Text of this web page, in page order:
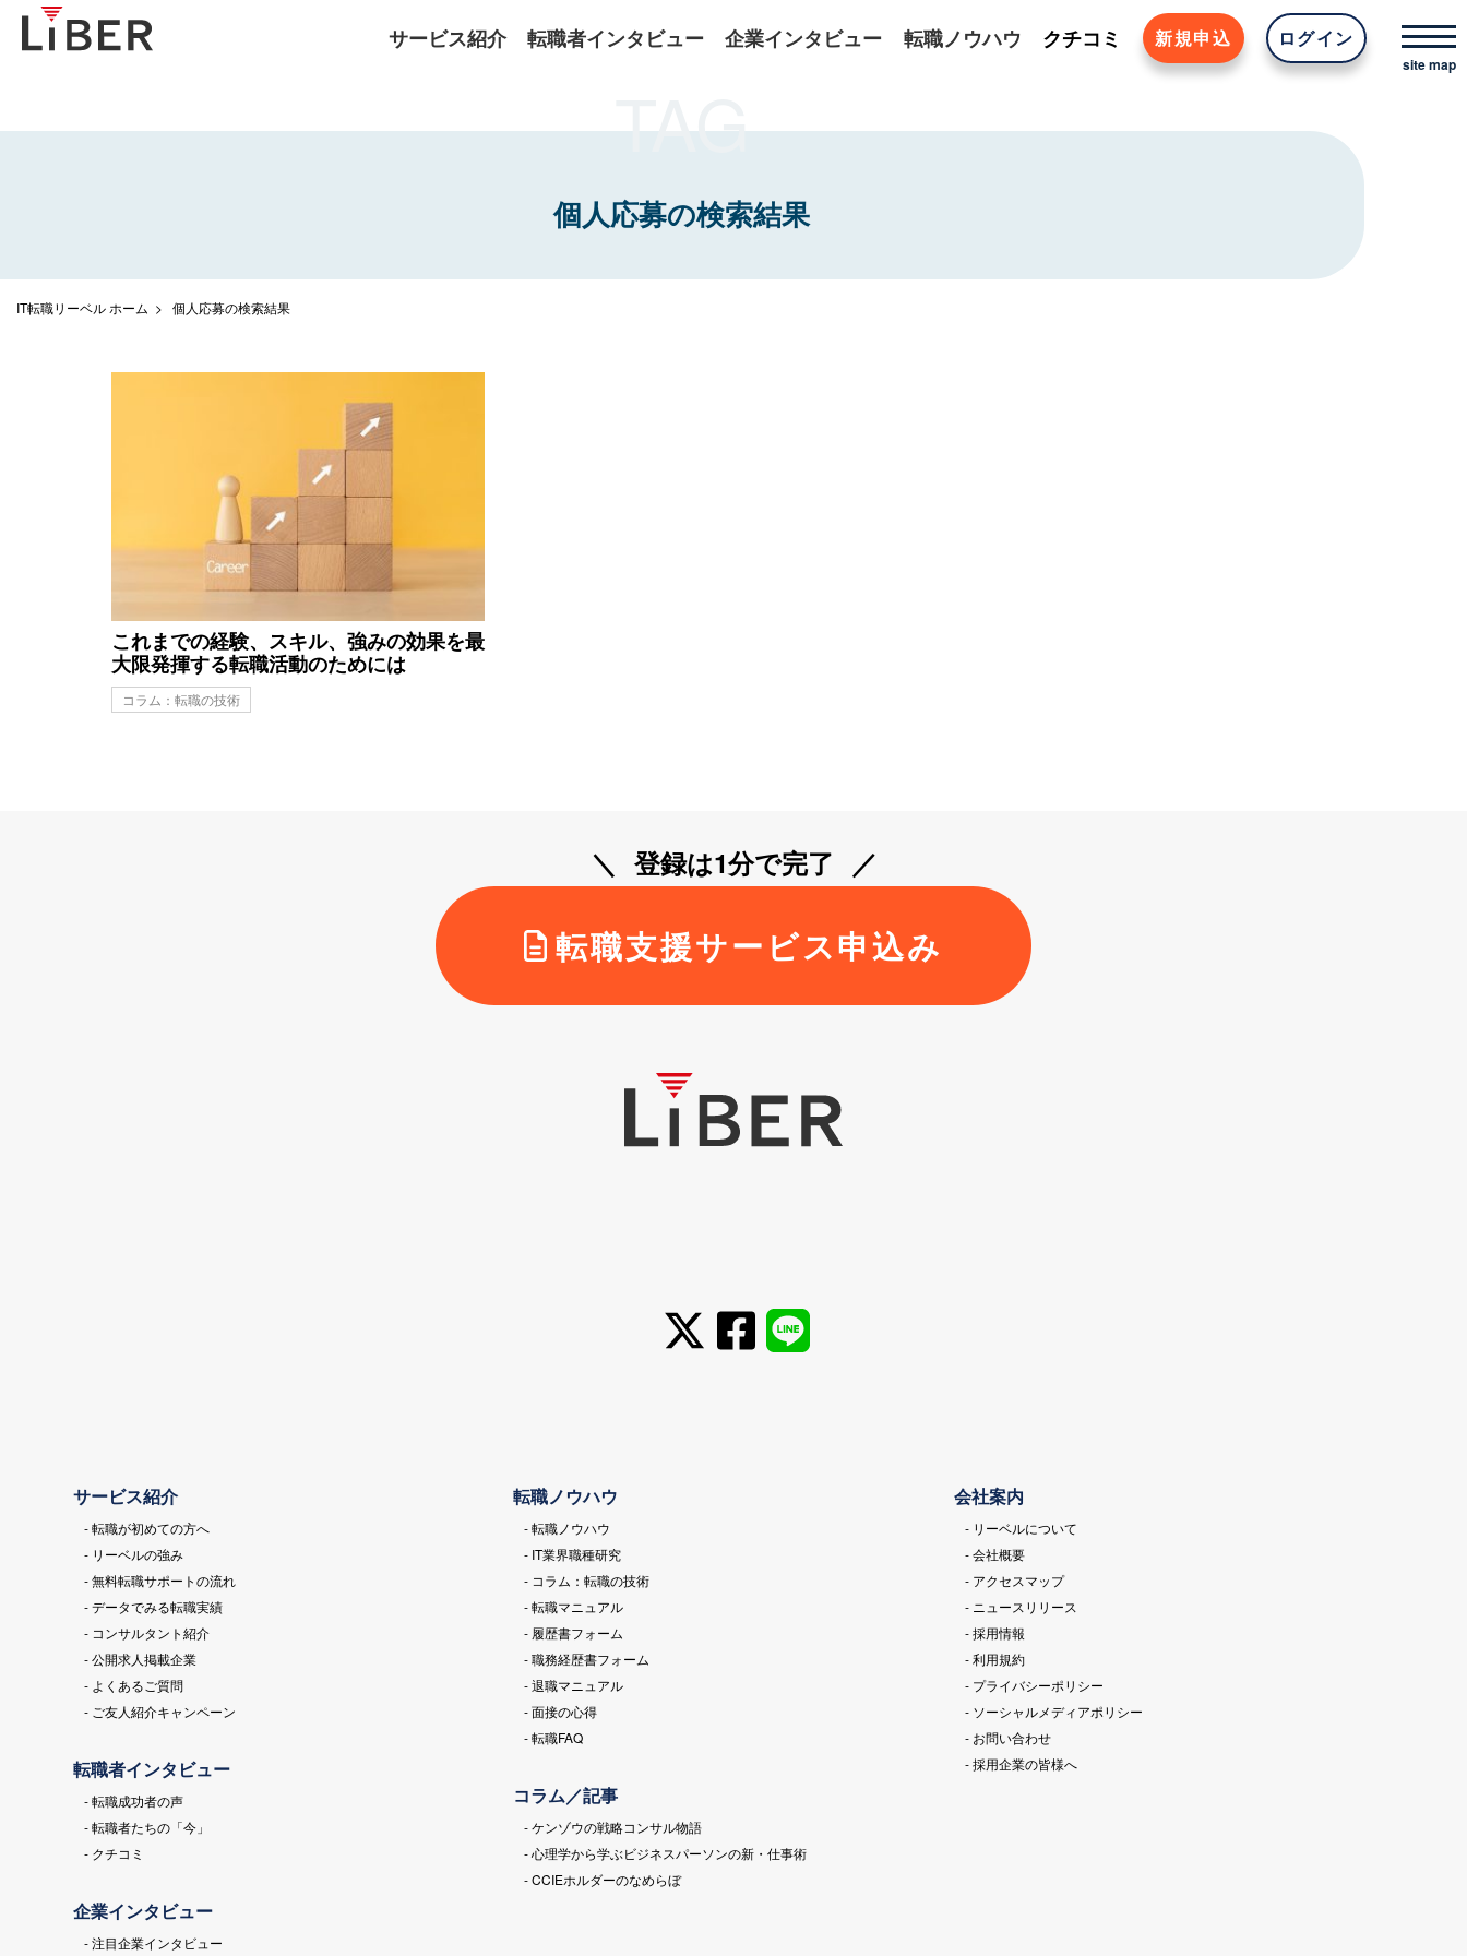
サービス紹介 転職者インタビュー 企業インタビュー 転職ノウハウ クチコミ 新規申込 ログイン
TAG
個人応募の検索結果
IT転職リーベル ホーム 個人応募の検索結果
これまでの経験、スキル、強みの効果を最
大限発揮する転職活動のためには
コラム：転職の技術
登録は1分で完了
転職支援サービス申込み
サービス紹介
- 転職が初めての方へ
- リーベルの強み
- 無料転職サポートの流れ
- データでみる転職実績
- コンサルタント紹介
- 公開求人掲載企業
- よくあるご質問
- ご友人紹介キャンペーン
転職者インタビュー
- 転職成功者の声
- 転職者たちの「今」
- クチコミ
企業インタビュー
- 注目企業インタビュー
転職ノウハウ
- 転職ノウハウ
- IT業界職種研究
- コラム：転職の技術
- 転職マニュアル
- 履歴書フォーム
- 職務経歴書フォーム
- 退職マニュアル
- 面接の心得
- 転職FAQ
コラム／記事
- ケンゾウの戦略コンサル物語
- 心理学から学ぶビジネスパーソンの新・仕事術
- CCIEホルダーのなめらぼ
会社案内
- リーベルについて
- 会社概要
- アクセスマップ
- ニュースリリース
- 採用情報
- 利用規約
- プライバシーポリシー
- ソーシャルメディアポリシー
- お問い合わせ
- 採用企業の皆様へ